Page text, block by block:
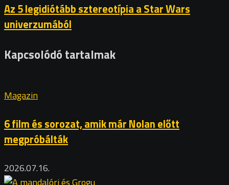
Az 5 legidiótább sztereotípia a Star Wars
univerzumából
Kapcsolódó tartalmak
Magazin
6 film és sorozat, amik már Nolan előtt
megpróbálták
2026.07.16.